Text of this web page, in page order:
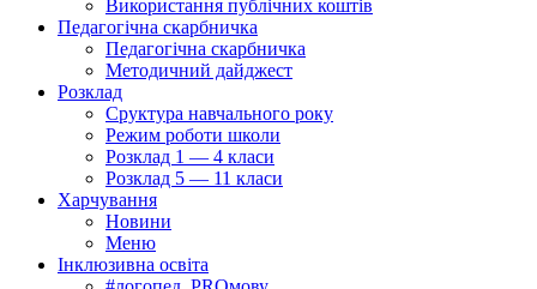
Використання публічних коштів
Педагогічна скарбничка
Педагогічна скарбничка
Методичний дайджест
Розклад
Сруктура навчального року
Режим роботи школи
Розклад 1 — 4 класи
Розклад 5 — 11 класи
Харчування
Новини
Меню
Інклюзивна освіта